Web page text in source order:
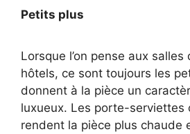
Petits plus
Lorsque l’on pense aux
hôtels, ce sont toujours les
donnent à la pièce un
luxueux. Les porte-serviettes
rendent la pièce plus chaude